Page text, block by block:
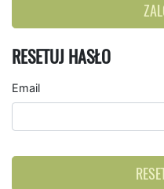
RESETUJ HASŁO
Email